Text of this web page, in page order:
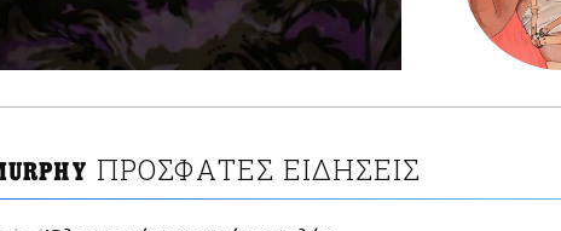
ΠΡΟΣΦΑΤΕΣ ΕΙΔΗΣΕΙΣ